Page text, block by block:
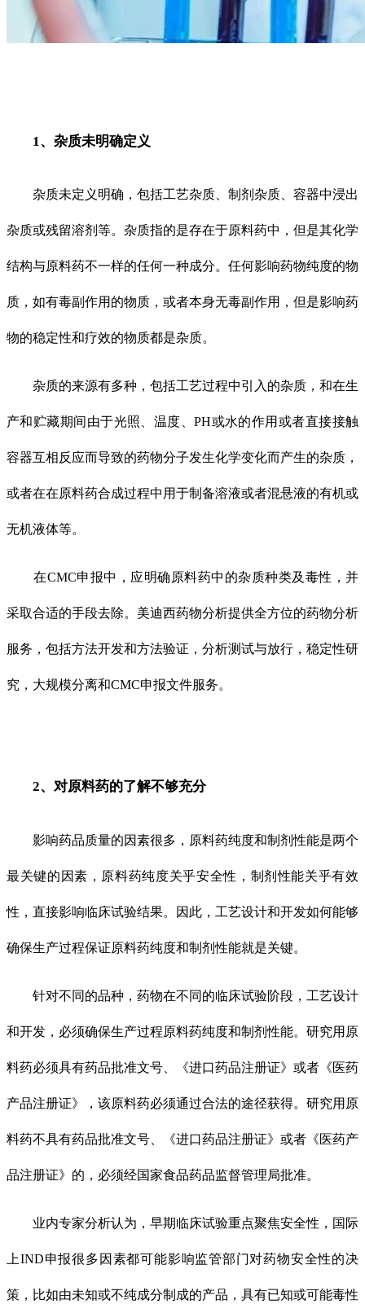
1、杂质未明确定义
杂质未定义明确，包括工艺杂质、制剂杂质、容器中浸出
杂质或残留溶剂等。杂质指的是存在于原料药中，但是其化学
结构与原料药不一样的任何一种成分。任何影响药物纯度的物
质，如有毒副作用的物质，或者本身无毒副作用，但是影响药
物的稳定性和疗效的物质都是杂质。
杂质的来源有多种，包括工艺过程中引入的杂质，和在生
产和贮藏期间由于光照、温度、PH或水的作用或者直接接触
容器互相反应而导致的药物分子发生化学变化而产生的杂质，
或者在在原料药合成过程中用于制备溶液或者混悬液的有机或
无机液体等。
在CMC申报中，应明确原料药中的杂质种类及毒性，并
采取合适的手段去除。美迪西药物分析提供全方位的药物分析
服务，包括方法开发和方法验证，分析测试与放行，稳定性研
究，大规模分离和CMC申报文件服务。
2、对原料药的了解不够充分
影响药品质量的因素很多，原料药纯度和制剂性能是两个
最关键的因素，原料药纯度关乎安全性，制剂性能关乎有效
性，直接影响临床试验结果。因此，工艺设计和开发如何能够
确保生产过程保证原料药纯度和制剂性能就是关键。
针对不同的品种，药物在不同的临床试验阶段，工艺设计
和开发，必须确保生产过程原料药纯度和制剂性能。研究用原
料药必须具有药品批准文号、《进口药品注册证》或者《医药
产品注册证》，该原料药必须通过合法的途径获得。研究用原
料药不具有药品批准文号、《进口药品注册证》或者《医药产
品注册证》的，必须经国家食品药品监督管理局批准。
业内专家分析认为，早期临床试验重点聚焦安全性，国际
上IND申报很多因素都可能影响监管部门对药物安全性的决
策，比如由未知或不纯成分制成的产品，具有已知或可能毒性